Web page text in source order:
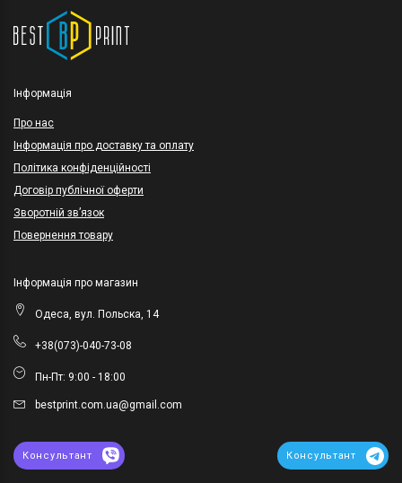
Інформація
Про нас
Інформація про доставку та оплату
Політика конфіденційності
Договір публічної оферти
Зворотній зв’язок
Повернення товару
Інформація про магазин
Одеса, вул. Польска, 14
+38(073)-040-73-08
Пн-Пт: 9:00 - 18:00
bestprint.com.ua@gmail.com
Консультант Консультант